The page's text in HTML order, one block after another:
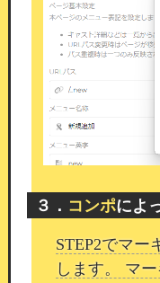
内いたします。
３． コンポによ
STEP2でマー
します。 マ